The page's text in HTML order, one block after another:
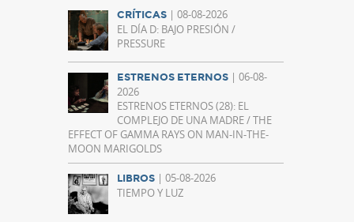
CRÍTICAS | 08-08-2026
EL DÍA D: BAJO PRESIÓN /
PRESSURE
ESTRENOS ETERNOS | 06-08-
2026
ESTRENOS ETERNOS (28): EL
COMPLEJO DE UNA MADRE / THE
EFFECT OF GAMMA RAYS ON MAN-IN-THE-
MOON MARIGOLDS
LIBROS | 05-08-2026
TIEMPO Y LUZ